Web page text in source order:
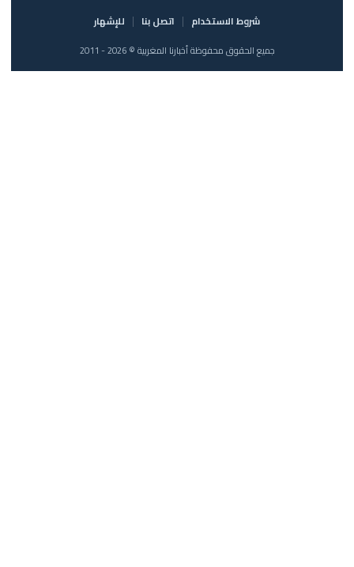
شروط الاستخدام اتصل بنا
للإشهار
جميع الحقوق محفوظة أخبارنا المغربية © 2026 - 2011